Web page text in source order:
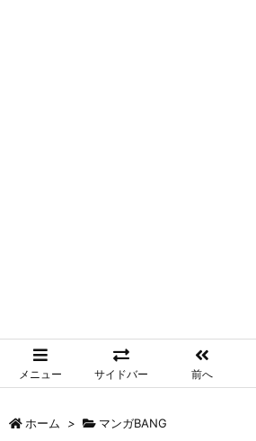
メニュー サイドバー 前へ
ホーム > マンガBANG